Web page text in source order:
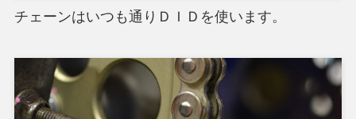
チェーンはいつも通りＤＩＤを使います。